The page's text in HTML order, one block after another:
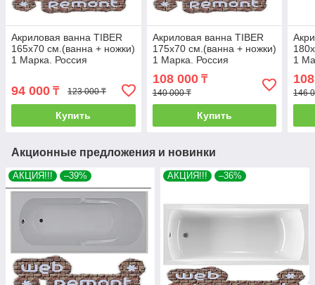
Акриловая ванна TIBER
165х70 см.(ванна + ножки)
1 Марка. Россия
94 000 ₸ 123 000 ₸
Купить
Акриловая ванна TIBER
175х70 см.(ванна + ножки)
1 Марка. Россия
108 000₸
140 000 ₸
Купить
1
146
Акционные предложения и новинки
АКЦИЯ!!! –39% АКЦИЯ!!! –36%